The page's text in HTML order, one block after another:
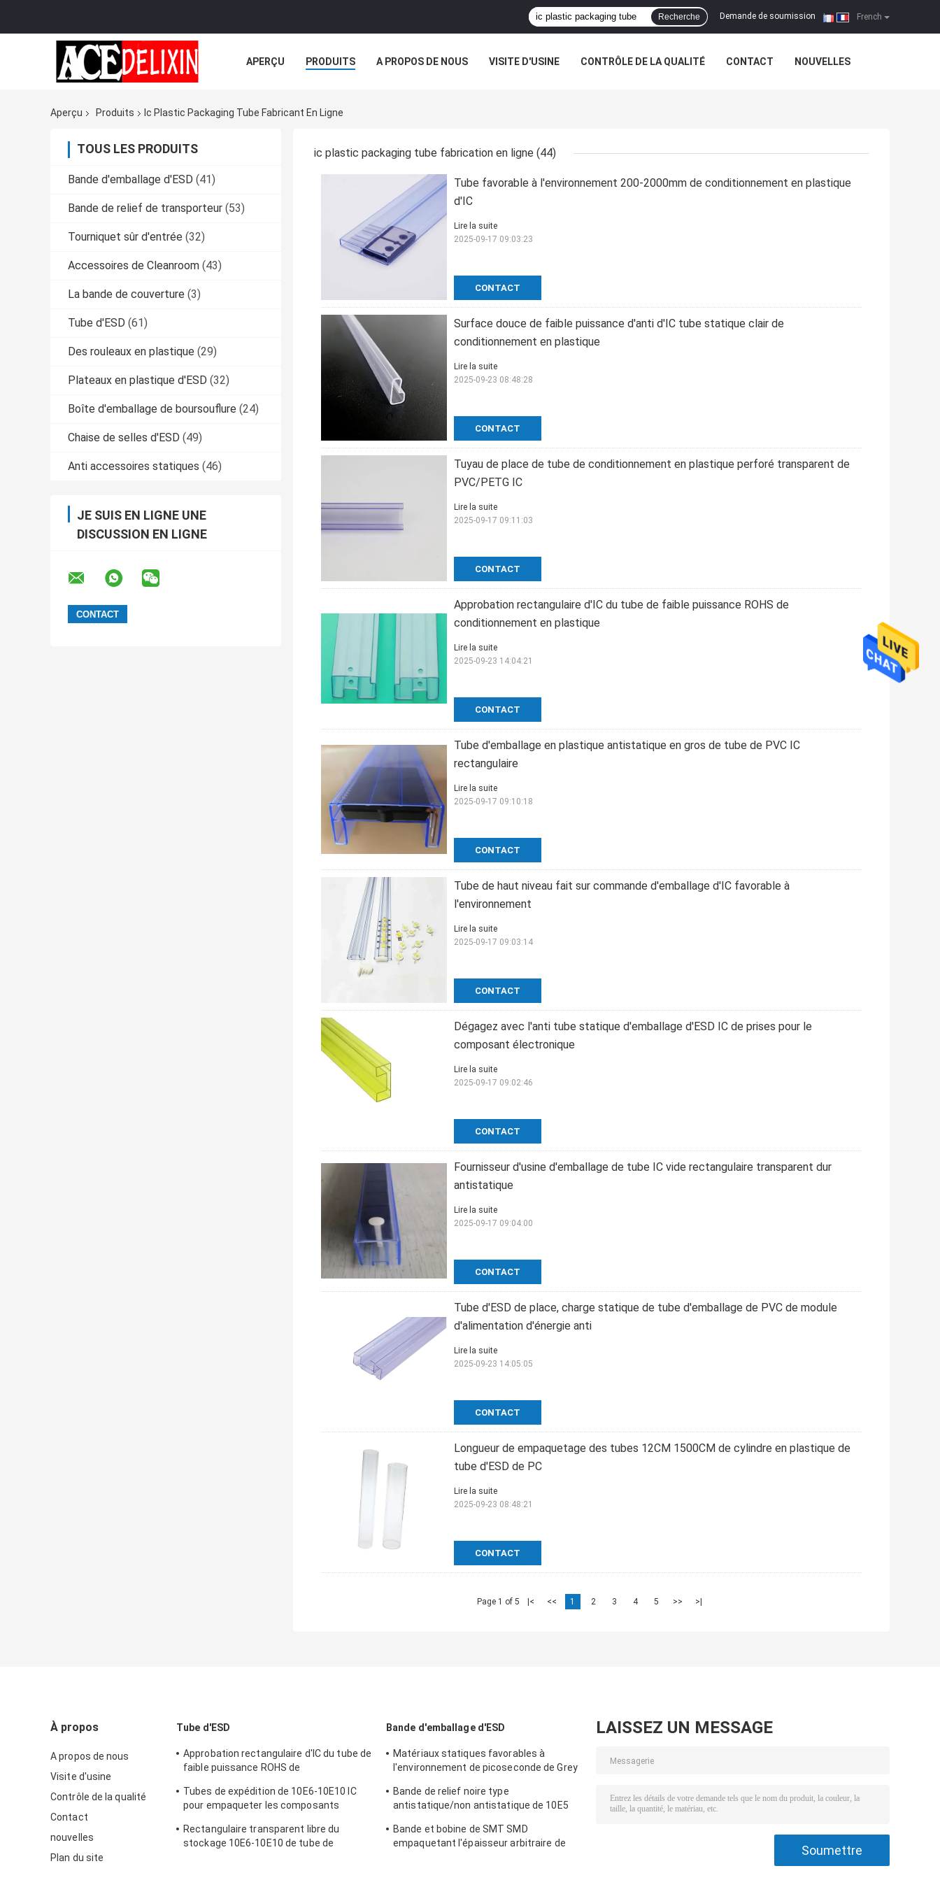
French
Demande de soumission |
Recherche
APERÇU PRODUITS A PROPOS DE NOUS VISITE D'USINE CONTRÔLE DE LA QUALITÉ CONTACT NOUVELLES
Aperçu
Produits Ic Plastic Packaging Tube Fabricant En Ligne
TOUS LES PRODUITS
Bande d'emballage d'ESD (41)
Bande de relief de transporteur (53)
Tourniquet sûr d'entrée (32)
Accessoires de Cleanroom (43)
La bande de couverture (3)
Tube d'ESD (61)
Des rouleaux en plastique (29)
Plateaux en plastique d'ESD (32)
Boîte d'emballage de boursouflure (24)
Chaise de selles d'ESD (49)
Anti accessoires statiques (46)
JE SUIS EN LIGNE UNE
DISCUSSION EN LIGNE
ic plastic packaging tube fabrication en ligne (44)
Tube favorable à l'environnement 200-2000mm de conditionnement en plastique
d'IC
CONTACT
Lire la suite
2025-09-17 09:03:23
Surface douce de faible puissance d'anti d'IC tube statique clair de
conditionnement en plastique
CONTACT
Lire la suite
2025-09-23 08:48:28
Tuyau de place de tube de conditionnement en plastique perforé transparent de
PVC/PETG IC
CONTACT
Lire la suite
2025-09-17 09:11:03
Approbation rectangulaire d'IC du tube de faible puissance ROHS de
conditionnement en plastique
CONTACT
Lire la suite
2025-09-23 14:04:21
Tube d'emballage en plastique antistatique en gros de tube de PVC IC
rectangulaire
CONTACT
Lire la suite
2025-09-17 09:10:18
Tube de haut niveau fait sur commande d'emballage d'IC favorable à
l'environnement
CONTACT
Lire la suite
2025-09-17 09:03:14
Dégagez avec l'anti tube statique d'emballage d'ESD IC de prises pour le
composant électronique
CONTACT
Lire la suite
2025-09-17 09:02:46
Fournisseur d'usine d'emballage de tube IC vide rectangulaire transparent dur
antistatique
CONTACT
Lire la suite
2025-09-17 09:04:00
Tube d'ESD de place, charge statique de tube d'emballage de PVC de module
d'alimentation d'énergie anti
CONTACT
Lire la suite
2025-09-23 14:05:05
Longueur de empaquetage des tubes 12CM 1500CM de cylindre en plastique de
tube d'ESD de PC
CONTACT
Lire la suite
2025-09-23 08:48:21
Page 1 of 5 |< << 1 2 3 4 5 >> >|
À propos
A propos de nous
Visite d'usine
Contrôle de la qualité
Contact
nouvelles
Plan du site
Tube d'ESD
Approbation rectangulaire d'IC du tube de
faible puissance ROHS de
Tubes de expédition de 10E6-10E10 IC
pour empaqueter les composants
Rectangulaire transparent libre du
stockage 10E6-10E10 de tube de
Bande d'emballage d'ESD
Matériaux statiques favorables à
l'environnement de picoseconde de Grey
Bande de relief noire type
antistatique/non antistatique de 10E5
Bande et bobine de SMT SMD
empaquetant l'épaisseur arbitraire de
LAISSEZ UN MESSAGE